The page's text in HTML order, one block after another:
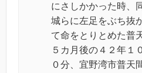
にさしかかった時、
城らに左足をぶち抜
て命をとりとめた普
５カ月後の４２年１
０分、宜野湾市普天